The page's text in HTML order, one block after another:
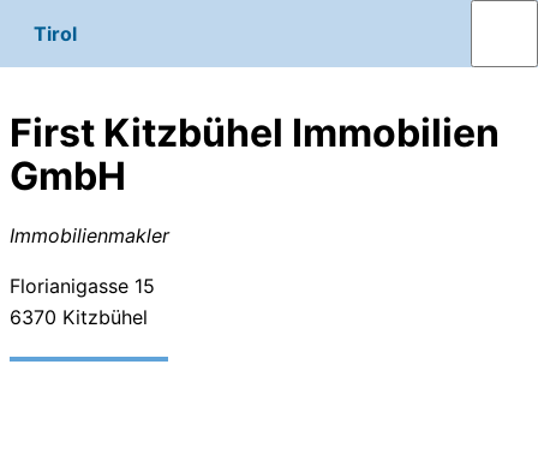
Tirol
First Kitzbühel Immobilien
GmbH
Immobilienmakler
Florianigasse 15
6370 Kitzbühel